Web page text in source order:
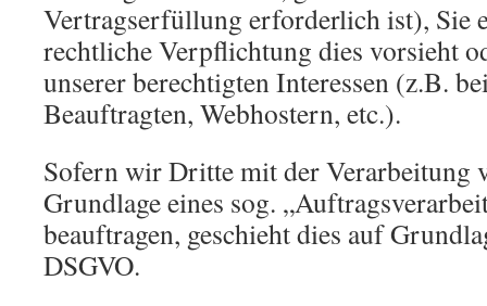
Vertragserfüllung erforderlich ist), Sie
rechtliche Verpflichtung dies vorsieht
unserer berechtigten Interessen (z.B.
Beauftragten, Webhostern, etc.).
Sofern wir Dritte mit der Verarbeitung
Grundlage eines sog.
beauftragen, geschieht dies auf
DSGVO.